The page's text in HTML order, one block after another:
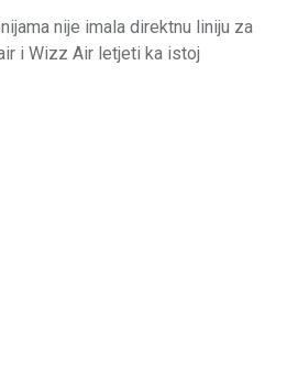
nije imala direktnu liniju za
i Wizz Air letjeti ka istoj